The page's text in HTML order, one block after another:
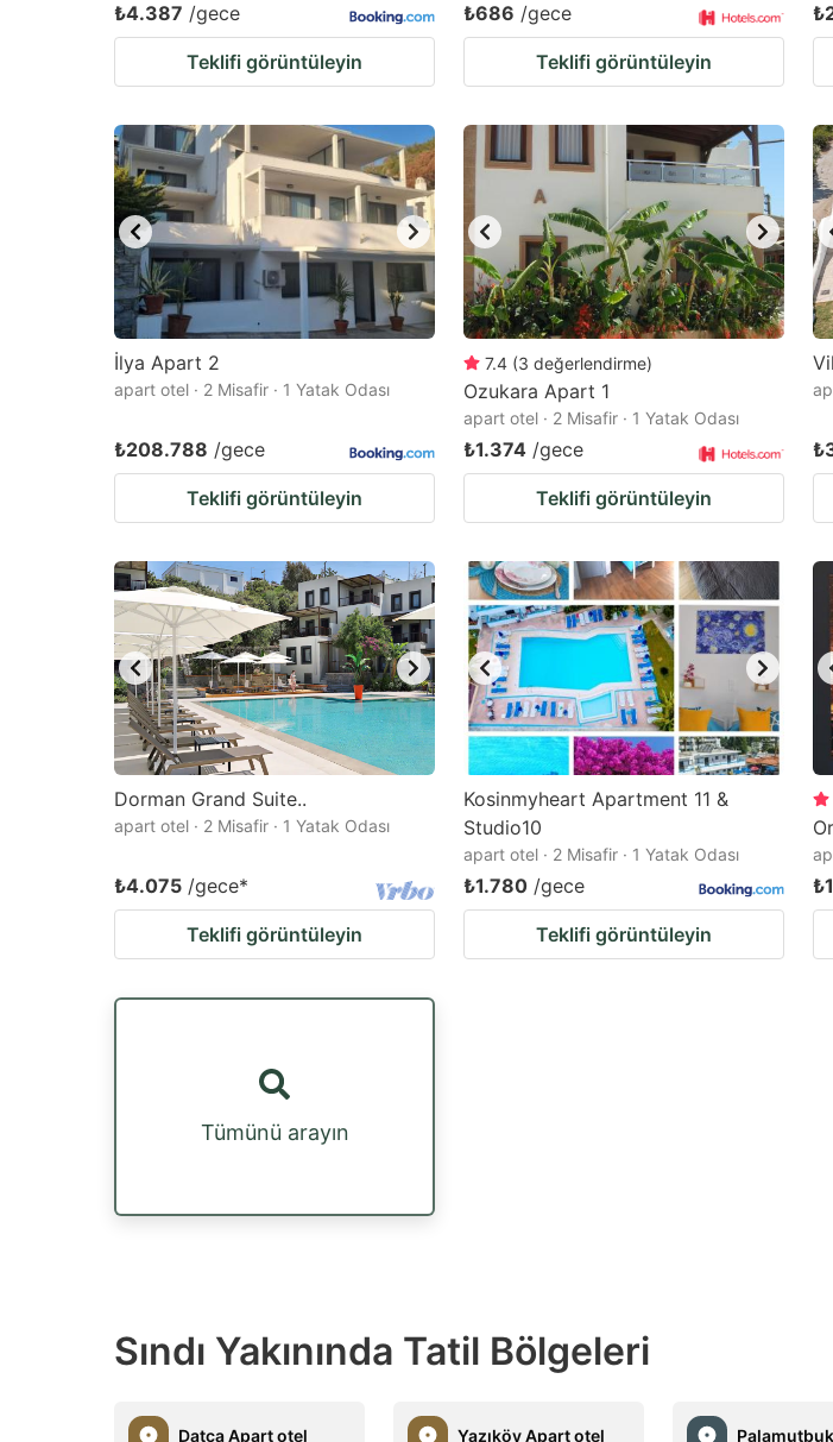
₺4.387 /gece
Teklifi görüntüleyin
₺686 /gece
Teklifi görüntüleyin
İlya Apart 2
apart otel · 2 Misafir · 1 Yatak Odası
₺208.788 /gece
Teklifi görüntüleyin
7.4 (3 değerlendirme)
Ozukara Apart 1
apart otel · 2 Misafir · 1 Yatak Odası
₺1.374 /gece
Teklifi görüntüleyin
Dorman Grand Suite..
apart otel · 2 Misafir · 1 Yatak Odası
₺4.075 /gece*
Teklifi görüntüleyin
Kosinmyheart Apartment 11 &
Studio10
apart otel · 2 Misafir · 1 Yatak Odası
₺1.780 /gece
Teklifi görüntüleyin
Tümünü arayın
Sındı Yakınında Tatil Bölgeleri
Datça Apart otel Yazıköy Apart otel